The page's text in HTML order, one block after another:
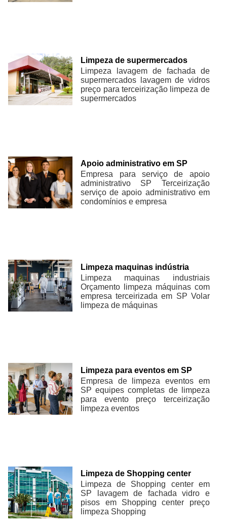
Limpeza de supermercados
Limpeza lavagem de fachada de
supermercados lavagem de vidros
preço para terceirização limpeza de
supermercados
Apoio administrativo em SP
Empresa para serviço de apoio
administrativo SP Terceirização
serviço de apoio administrativo em
condomínios e empresa
Limpeza maquinas indústria
Limpeza maquinas industriais
Orçamento limpeza máquinas com
empresa terceirizada em SP Volar
limpeza de máquinas
Limpeza para eventos em SP
Empresa de limpeza eventos em
SP equipes completas de limpeza
para evento preço terceirização
limpeza eventos
Limpeza de Shopping center
Limpeza de Shopping center em
SP lavagem de fachada vidro e
pisos em Shopping center preço
limpeza Shopping